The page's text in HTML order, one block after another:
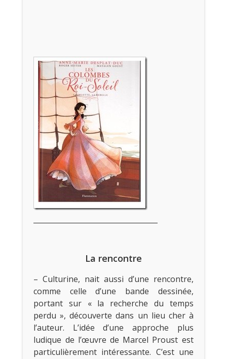
La rencontre
– Culturine, nait aussi d’une rencontre,
comme celle d’une bande dessinée,
portant sur « la recherche du temps
perdu », découverte dans un lieu cher à
l’auteur. L’idée d’une approche plus
ludique de l’œuvre de Marcel Proust est
particulièrement intéressante. C’est une